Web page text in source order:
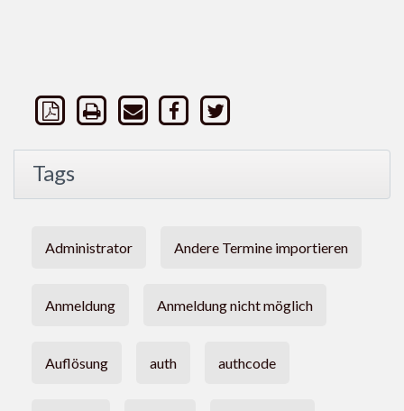
Tags
Administrator Andere Termine importieren
Anmeldung Anmeldung nicht möglich
Auflösung auth authcode